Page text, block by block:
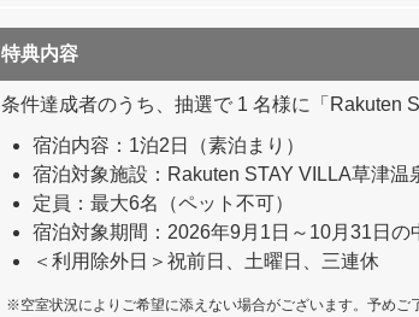
特典内容
条件達成者のうち、抽選で 1 名様に「Rakuten
宿泊内容：1泊2日（素泊まり）
宿泊対象施設：Rakuten STAY VILLA草津温
定員：最大6名（ペット不可）
宿泊対象期間：2026年9月1日～10月31日
＜利用除外日＞祝前日、土曜日、三連休
空室状況によりご希望に添えない場合がございます。予めご